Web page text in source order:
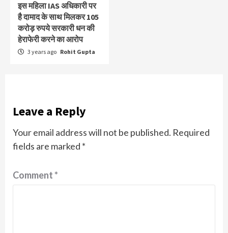
इस महिला IAS अधिकारी पर
है दामाद के साथ मिलकर 105
करोड़ रुपये सरकारी धन की
हेराफेरी करने का आरोप
3 years ago Rohit Gupta
Leave a Reply
Your email address will not be published. Required
fields are marked *
Comment*